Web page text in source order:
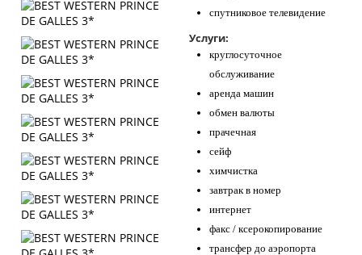
спутниковое телевидение
Услуги:
круглосуточное
обслуживание
аренда машин
обмен валюты
прачечная
сейф
химчистка
завтрак в номер
интернет
факс / ксерокопирование
трансфер до аэропорта